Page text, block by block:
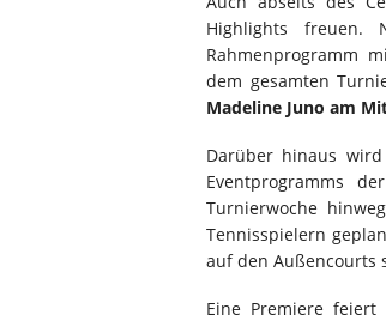
Highlights freuen.
Rahmenprogramm
dem gesamten
Madeline Juno am
Darüber hinaus
Eventprogramms der
Turnierwoche
Tennisspielern
auf den Außencourts
Eine Premiere feiert